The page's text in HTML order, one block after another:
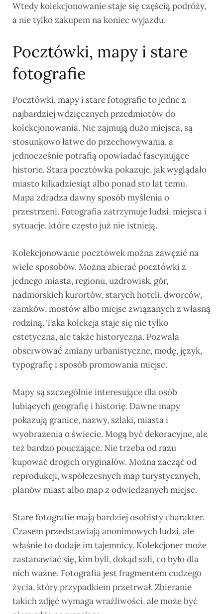
Wtedy kolekcjonowanie staje się częścią podróży,
a nie tylko zakupem na koniec wyjazdu.
Pocztówki, mapy i stare
fotografie
Pocztówki, mapy i stare fotografie to jedne z
najbardziej wdzięcznych przedmiotów do
kolekcjonowania. Nie zajmują dużo miejsca, są
stosunkowo łatwe do przechowywania, a
jednocześnie potrafią opowiadać fascynujące
historie. Stara pocztówka pokazuje, jak wyglądało
miasto kilkadziesiąt albo ponad sto lat temu.
Mapa zdradza dawny sposób myślenia o
przestrzeni. Fotografia zatrzymuje ludzi, miejsca i
sytuacje, które często już nie istnieją.
Kolekcjonowanie pocztówek można zawęzić na
wiele sposobów. Można zbierać pocztówki z
jednego miasta, regionu, uzdrowisk, gór,
nadmorskich kurortów, starych hoteli, dworców,
zamków, mostów albo miejsc związanych z własną
rodziną. Taka kolekcja staje się nie tylko
estetyczna, ale także historyczna. Pozwala
obserwować zmiany urbanistyczne, modę, język,
typografię i sposób promowania miejsc.
Mapy są szczególnie interesujące dla osób
lubiących geografię i historię. Dawne mapy
pokazują granice, nazwy, szlaki, miasta i
wyobrażenia o świecie. Mogą być dekoracyjne, ale
też bardzo pouczające. Nie trzeba od razu
kupować drogich oryginałów. Można zacząć od
reprodukcji, współczesnych map turystycznych,
planów miast albo map z odwiedzanych miejsc.
Stare fotografie mają bardziej osobisty charakter.
Czasem przedstawiają anonimowych ludzi, ale
właśnie to dodaje im tajemnicy. Kolekcjoner może
zastanawiać się, kim byli, dokąd szli, co było dla
nich ważne. Fotografia jest fragmentem cudzego
życia, który przypadkiem przetrwał. Zbieranie
takich zdjęć wymaga wrażliwości, ale może być